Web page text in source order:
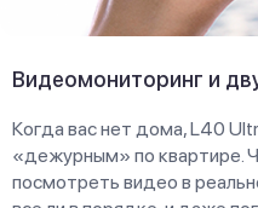
Видеомониторинг и
Когда вас нет дома, L40
«дежурным» по квартире.
посмотреть видео в